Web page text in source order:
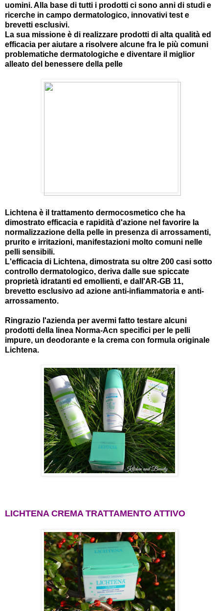
uomini. Alla base di tutti i prodotti ci sono anni di studi e
ricerche in campo dermatologico, innovativi test e
brevetti esclusivi.
La sua missione è di realizzare prodotti di alta qualità ed
efficacia per aiutare a risolvere alcune fra le più comuni
problematiche dermatologiche e diventare il miglior
alleato del benessere della pelle
Lichtena è il trattamento dermocosmetico che ha
dimostrato efficacia e rapidità d'azione nel favorire la
normalizzazione della pelle in presenza di arrossamenti,
prurito e irritazioni, manifestazioni molto comuni nelle
pelli sensibili.
L'efficacia di Lichtena, dimostrata su oltre 200 casi sotto
controllo dermatologico, deriva dalle sue spiccate
proprietà idratanti ed emollienti, e dall'AR-GB 11,
brevetto esclusivo ad azione anti-infiammatoria e anti-
arrossamento.
Ringrazio l'azienda per avermi fatto testare alcuni
prodotti della linea Norma-Acn specifici per le pelli
impure, un deodorante e la crema con formula originale
Lichtena.
LICHTENA CREMA TRATTAMENTO ATTIVO